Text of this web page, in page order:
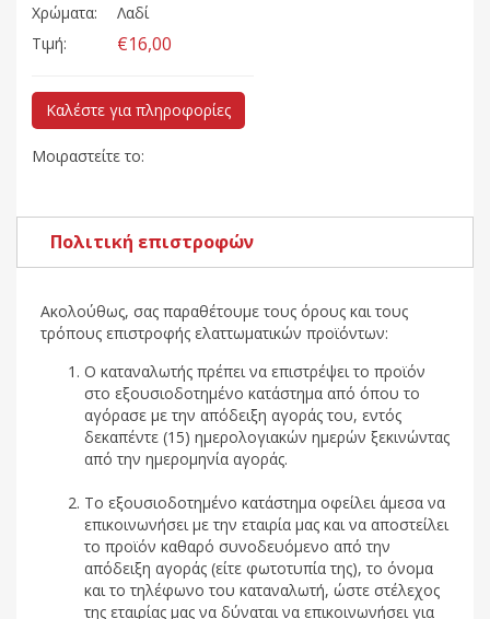
Χρώματα:
Λαδί
Τιμή:
€16,00
Καλέστε για πληροφορίες
Μοιραστείτε το:
Πολιτική επιστροφών
Ακολούθως, σας παραθέτουμε τους όρους και τους
τρόπους επιστροφής ελαττωματικών προϊόντων:
Ο καταναλωτής πρέπει να επιστρέψει το προϊόν
στο εξουσιοδοτημένο κατάστημα από όπου το
αγόρασε με την απόδειξη αγοράς του, εντός
δεκαπέντε (15) ημερολογιακών ημερών ξεκινώντας
από την ημερομηνία αγοράς.
Το εξουσιοδοτημένο κατάστημα οφείλει άμεσα να
επικοινωνήσει με την εταιρία μας και να αποστείλει
το προϊόν καθαρό συνοδευόμενο από την
απόδειξη αγοράς (είτε φωτοτυπία της), το όνομα
και το τηλέφωνο του καταναλωτή, ώστε στέλεχος
της εταιρίας μας να δύναται να επικοινωνήσει για